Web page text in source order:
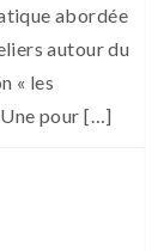
abordée
autour du
« les
Une pour […]